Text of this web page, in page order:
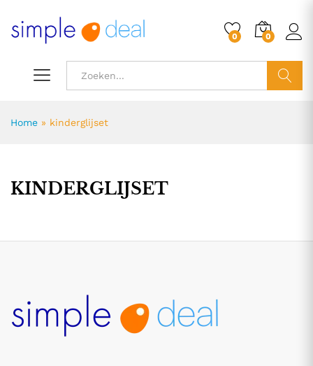
0 0
Home » kinderglijset
KINDERGLIJSET